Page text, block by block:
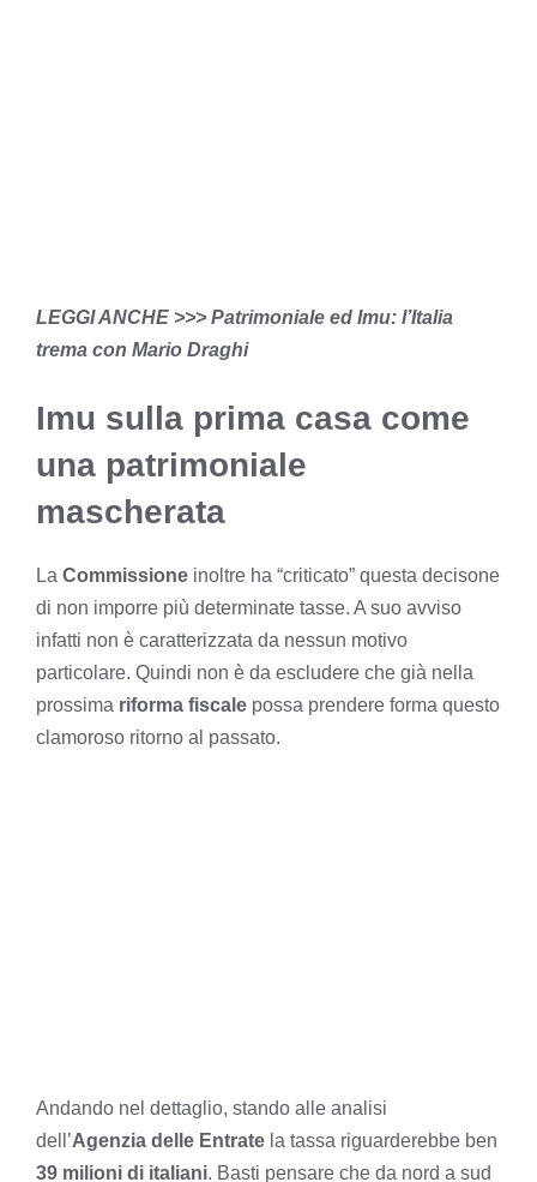
LEGGI ANCHE >>> Patrimoniale ed Imu: l’Italia
trema con Mario Draghi
Imu sulla prima casa come
una patrimoniale
mascherata
La Commissione inoltre ha “criticato” questa decisone
di non imporre più determinate tasse. A suo avviso
infatti non è caratterizzata da nessun motivo
particolare. Quindi non è da escludere che già nella
prossima riforma fiscale possa prendere forma questo
clamoroso ritorno al passato.
Andando nel dettaglio, stando alle analisi
dell’Agenzia delle Entrate la tassa riguarderebbe ben
39 milioni di italiani. Basti pensare che da nord a sud